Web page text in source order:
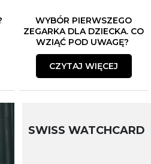
WYBÓR PIERWSZEGO
ZEGARKA DLA DZIECKA. CO
WZIĄĆ POD UWAGĘ?
CZYTAJ WIĘCEJ
SWISS WATCHCARD